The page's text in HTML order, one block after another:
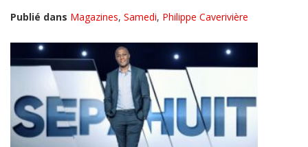
Publié dans Magazines, Samedi, Philippe Caverivière